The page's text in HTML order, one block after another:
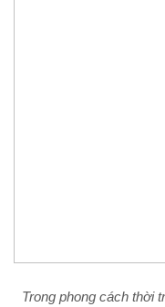
Trong phong cách thời